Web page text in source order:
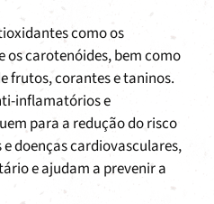
como os
os carotenóides, bem como
frutos, corantes e taninos.
inflamatórios e
para a redução do risco
doenças cardiovasculares,
e ajudam a prevenir a